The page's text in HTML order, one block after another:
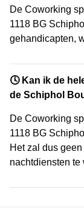
De Coworking
1118 BG
gehandicapten,
🕓 Kan ik de
de Schiphol
De Coworking
1118 BG
Het zal dus
nachtdiensten te